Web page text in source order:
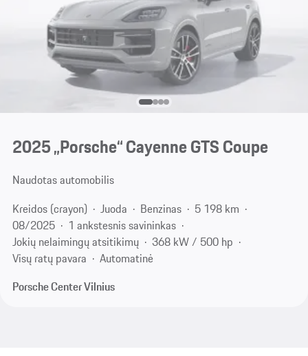
2025 „Porsche“ Cayenne GTS Coupe
Naudotas automobilis
Kreidos (crayon)
Juoda Benzinas
5 198 km
08/2025
1 ankstesnis savininkas
Jokių nelaimingų atsitikimų
368 kW / 500 hp
Visų ratų pavara
Automatinė
Porsche Center Vilnius